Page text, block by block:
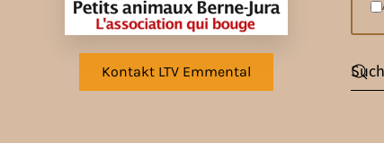
Kontakt LTV Emmental